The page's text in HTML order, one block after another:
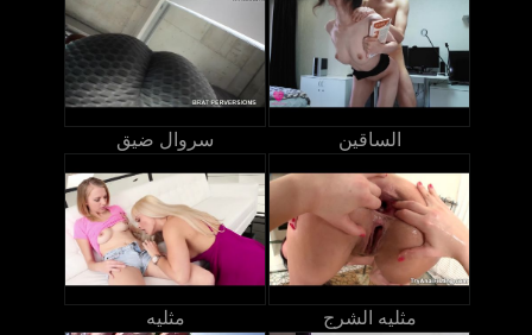
سروال ضيق الساقين
مثليه مثليه الشرج